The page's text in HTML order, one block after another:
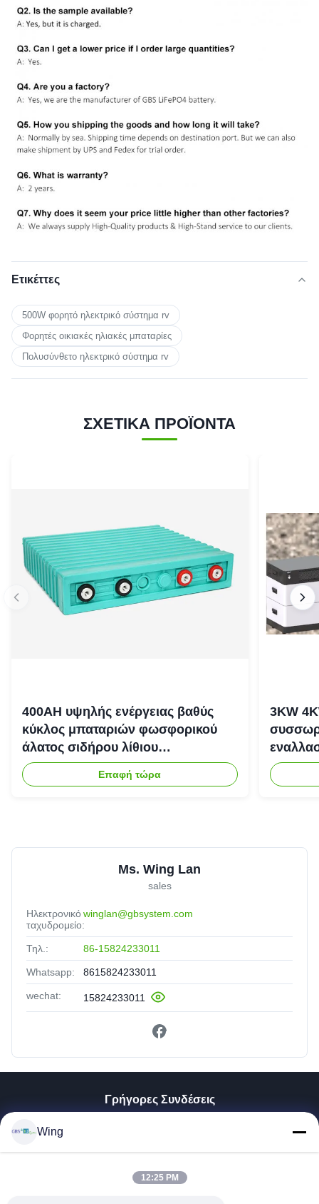
Ετικέττες
500W φορητό ηλεκτρικό σύστημα rv
Φορητές οικιακές ηλιακές μπαταρίες
Πολυσύνθετο ηλεκτρικό σύστημα rv
ΣΧΕΤΙΚΑ ΠΡΟΪΟΝΤΑ
400AH υψηλής ενέργειας βαθύς
κύκλος μπαταριών φωσφορικού
άλατος σιδήρου λίθιου
επανακαταλογηστέος
Επαφή τώρα
3KW
Ms. Wing Lan
sales
Ηλεκτρονικό
ταχυδρομείο:
winglan@gbsystem.com
Τηλ.: 86-15824233011
Whatsapp: 8615824233011
wechat: 15824233011
Γρήγορες Συνδέσεις
Εμφάνιση VR
Wing
12:25 PM